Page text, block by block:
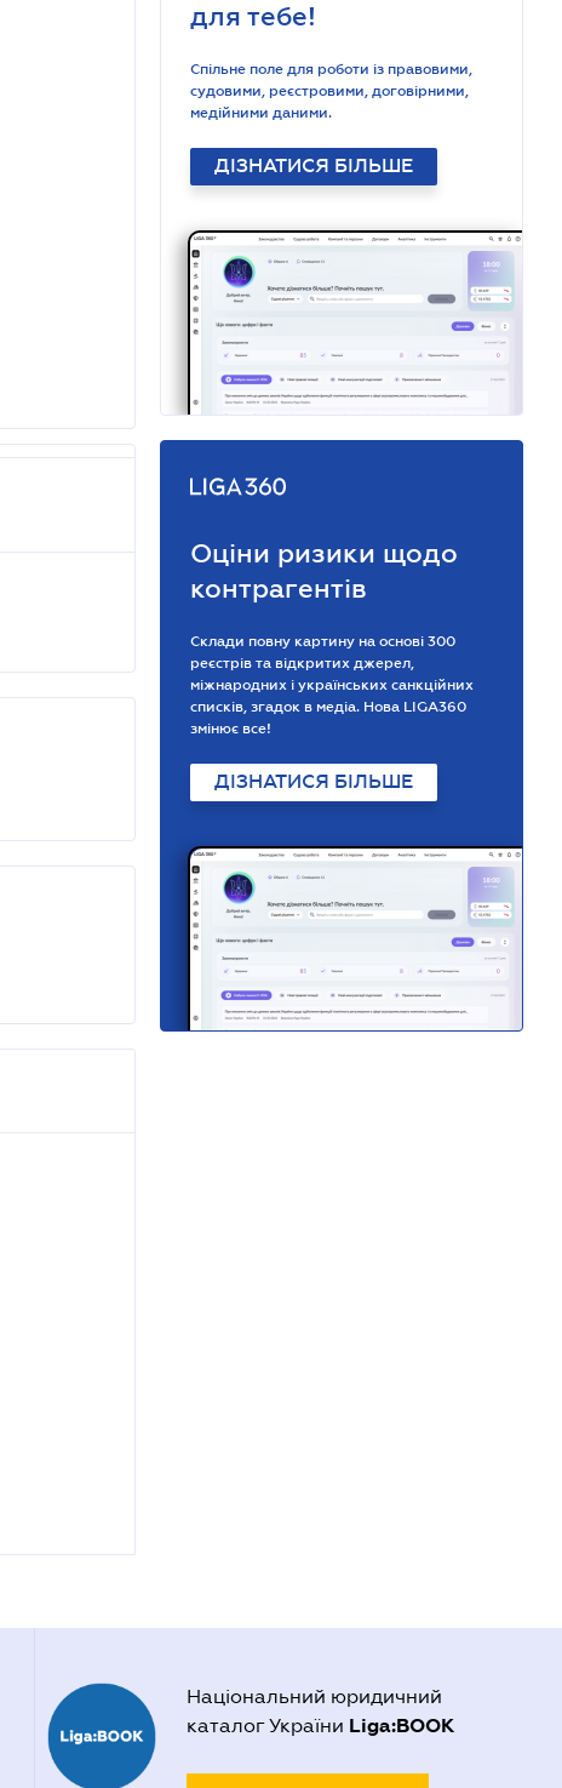
для тебе!
Спільне поле для роботи із правовими,
судовими, реєстровими, договірними,
медійними даними.
ДІЗНАТИСЯ БІЛЬШЕ
Оціни ризики щодо
контрагентів
Склади повну картину на основі 300
реєстрів та відкритих джерел,
міжнародних і українських санкційних
списків, згадок в медіа. Нова LIGA360
змінює все!
ДІЗНАТИСЯ БІЛЬШЕ
Національний юридичний
каталог України Liga:BOOK